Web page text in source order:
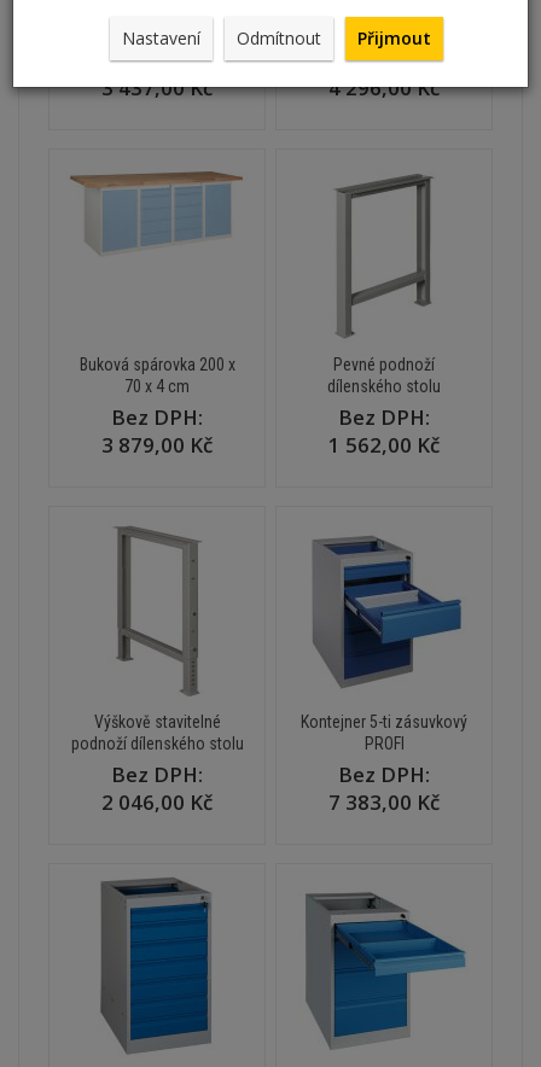
150x80x4 cm
Bez DPH:
3 437,00 Kč
(multiplex) 200x70x4 cm
Bez DPH:
4 296,00 Kč
Buková spárovka 200 x
70 x 4 cm
Bez DPH:
3 879,00 Kč
Pevné podnoží
dílenského stolu
Bez DPH:
1 562,00 Kč
Výškově stavitelné
podnoží dílenského stolu
Bez DPH:
2 046,00 Kč
Kontejner 5-ti zásuvkový
PROFI
Bez DPH:
7 383,00 Kč
Nastavení Odmítnout Přijmout